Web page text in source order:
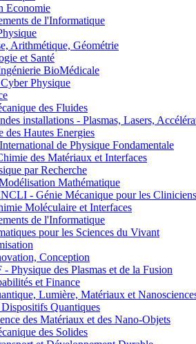
Economie
de l'Informatique
Arithmétique, Géométrie
et Santé
BioMédicale
Physique
des Fluides
installations - Plasmas, Lasers,
Hautes Energies
de Physique Fondamentale
des Matériaux et Interfaces
par Recherche
Mathématique
- Génie Mécanique pour les Cliniciens
Moléculaire et Interfaces
de l'Informatique
pour les Sciences du Vivant
Conception
des Plasmas et de la Fusion
et Finance
Lumière, Matériaux et
Quantiques
des Matériaux et des Nano-Objets
des Solides